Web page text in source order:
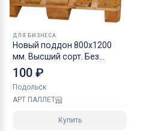
ДЛЯ БИЗНЕСА
Новый поддон 800х1200
мм. Высший сорт. Без
клейма
100 ₽
Подольск
АРТ ПАЛЛЕТ
Купить